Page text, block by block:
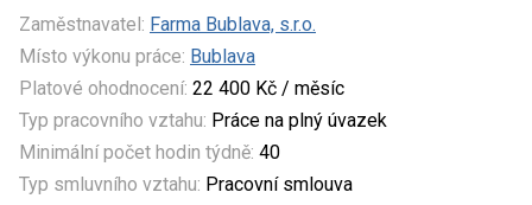
Zaměstnavatel: Farma Bublava, s.r.o.
Místo výkonu práce: Bublava
Platové ohodnocení: 22 400 Kč / měsíc
Typ pracovního vztahu: Práce na plný úvazek
Minimální počet hodin týdně: 40
Typ smluvního vztahu: Pracovní smlouva